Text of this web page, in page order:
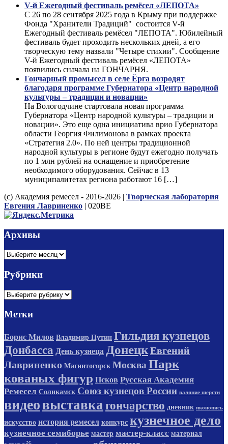
V-й Ежегодный фестиваль ремёсел «ЛЕПОТА»
С 26 по 28 сентября 2025 года в Крыму при поддержке
Фонда "Хранители Традиций" состоится V-й
Ежегодный фестиваль ремёсел "ЛЕПОТА". Юбилейный
фестиваль будет проходить нескольких дней, а его
творческую тему назвали "Четыре стихии". Сообщение
V-й Ежегодный фестиваль ремёсел «ЛЕПОТА»
появились сначала на ГОНЧАРНЯ.
Гончарный промысел в селе Ёрга возродят
благодаря программе Губернатора «Центр народной
культуры – традиции и новации»
На Вологодчине стартовала новая программа
Губернатора «Центр народной культуры – традиции и
новации». Это еще одна инициатива врио Губернатора
области Георгия Филимонова в рамках проекта
«Стратегия 2.0». По ней центры традиционной
народной культуры в регионе будут ежегодно получать
по 1 млн рублей на оснащение и приобретение
необходимого оборудования. Сейчас в 13
муниципалитетах региона работают 16 […]
(с) Академия ремесел - 2016-2026 | Творческая лаборатория
Евгения Лавриненко | 020BE
Архивы
Архивы
Рубрики
Рубрики
Метки
Борис Милов Владимир Путин Гильдия кузнецов
Донбасса День кузнеца ДонецкЕвгений
Лавриненко Магнитогорск Москва Парк
кованых фигур Псков Русская Академия
Ремесел Соликамск Союз кузнецов России валяние шерсти
видеовыставка гончарство дневник иконопись
искусство история ремесел конкурс кузнечное дело
кузнечное семиборье мастер мастер-класс материал